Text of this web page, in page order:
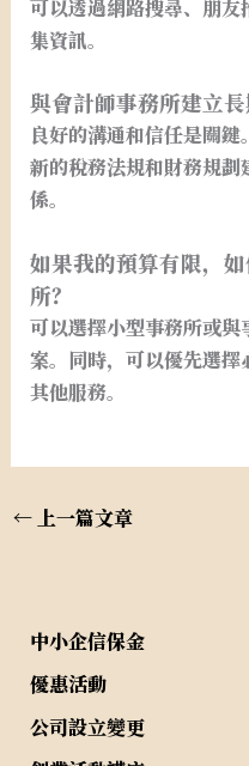
可以透過網路搜尋、朋
集資訊。
與會計師事務所建立
良好的溝通和信任是關
新的稅務法規和財務規
係。
如果我的預算有限，
所？
可以選擇小型事務所或
案。同時，可以優先選
其他服務。
←上一篇文章
中小企信保金
優惠活動
公司設立變更